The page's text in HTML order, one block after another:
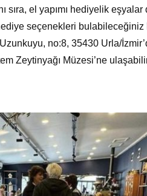
el yapımı hediyelik eşyalar
seçenekleri bulabileceğiniz
no:8, 35430 Urla/
Zeytinyağı Müzesi’ne